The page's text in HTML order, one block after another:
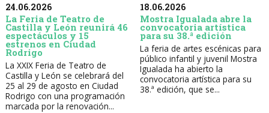
24.06.2026
La Feria de Teatro de
Castilla y León reunirá 46
espectáculos y 15
estrenos en Ciudad
Rodrigo
La XXIX Feria de Teatro de
Castilla y León se celebrará del
25 al 29 de agosto en Ciudad
Rodrigo con una programación
marcada por la renovación...
18.06.2026
Mostra Igualada abre la
convocatoria artística
para su 38.ª edición
La feria de artes escénicas para
público infantil y juvenil Mostra
Igualada ha abierto la
convocatoria artística para su
38.ª edición, que se...